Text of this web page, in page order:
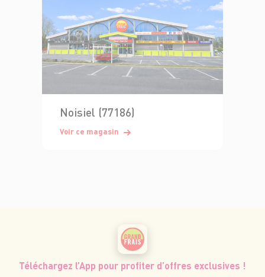
Noisiel (77186)
Voir ce magasin
Téléchargez l’App pour profiter d’offres exclusives !